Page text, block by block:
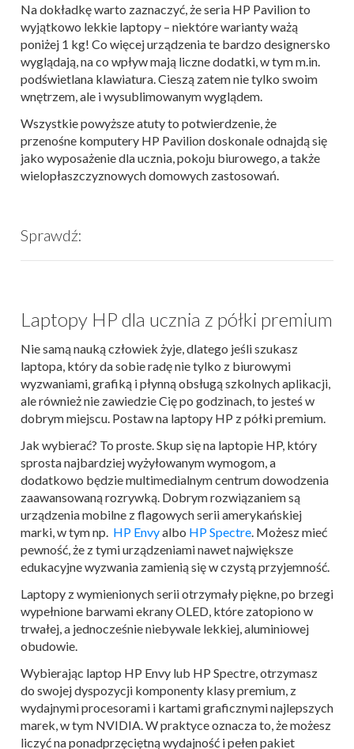
Na dokładkę warto zaznaczyć, że seria HP Pavilionto
wyjątkowo lekkie laptopy – niektóre warianty ważą
poniżej 1 kg! Co więcej urządzenia te bardzo designersko
wyglądają, na co wpływ mają liczne dodatki, w tym m.in.
podświetlana klawiatura. Cieszą zatem nie tylko swoim
wnętrzem, ale i wysublimowanym wyglądem.
Wszystkie powyższe atuty to potwierdzenie, że
przenośne komputery HP Pavilion doskonale odnajdą się
jako wyposażenie dla ucznia, pokoju biurowego, a także
wielopłaszczyznowych domowych zastosowań.
Sprawdź:
Laptopy HP dla ucznia z półki premium
Nie samą nauką człowiek żyje, dlatego jeśli szukasz
laptopa, który da sobie radę nie tylko z biurowymi
wyzwaniami, grafiką i płynną obsługą szkolnych aplikacji,
ale również nie zawiedzie Cię po godzinach, to jesteś w
dobrym miejscu. Postaw na laptopy HP z półki premium.
Jak wybierać? To proste. Skup się na laptopie HP, który
sprosta najbardziej wyżyłowanym wymogom, a
dodatkowo będzie multimedialnym centrum dowodzenia
zaawansowaną rozrywką. Dobrym rozwiązaniem są
urządzenia mobilne z flagowych serii amerykańskiej
marki, w tym np. HP Envyalbo HP Spectre. Możesz mieć
pewność, że z tymi urządzeniami nawet największe
edukacyjne wyzwania zamienią się w czystą przyjemność.
Laptopy z wymienionych serii otrzymały piękne, po brzegi
wypełnione barwami ekrany OLED, które zatopiono w
trwałej, a jednocześnie niebywale lekkiej, aluminiowej
obudowie.
Wybierając laptop HP Envy lub HP Spectre,otrzymasz
do swojej dyspozycji komponenty klasy premium, z
wydajnymi procesorami i kartami graficznymi najlepszych
marek, w tym NVIDIA. W praktyce oznacza to, że możesz
liczyć na ponadprzęciętną wydajność i pełen pakiet